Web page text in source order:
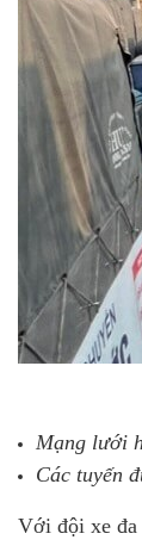
Mạng lưới
Các tuyến
Với đội xe đa